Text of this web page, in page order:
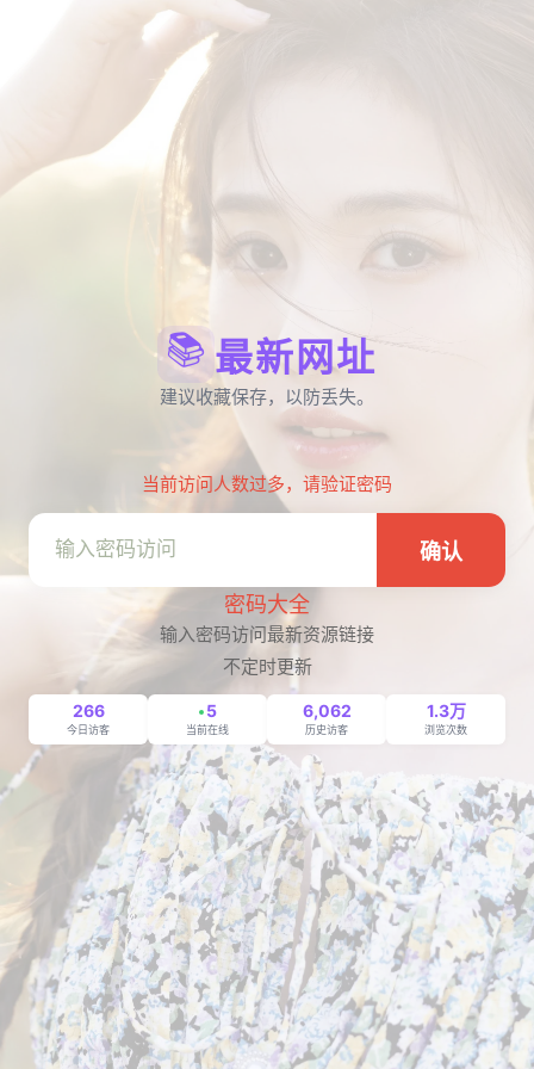
📚 最新网址
建议收藏保存，以防丢失。
当前访问人数过多，请验证密码
确认
密码大全
输入密码访问最新资源链接
不定时更新
266
今日访客
5
当前在线
6,062
历史访客
1.3万
浏览次数